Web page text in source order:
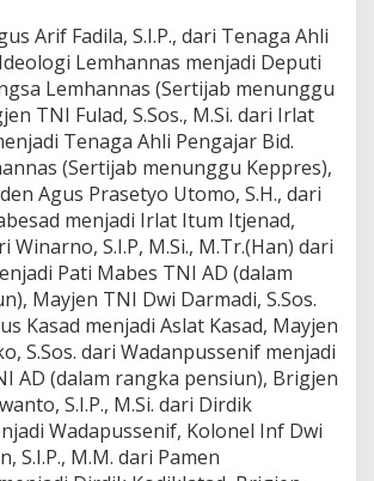
Arif Fadila, S.I.P., dari Tenaga Ahli
Lemhannas menjadi Deputi
Lemhannas (Sertijab menunggu
TNI Fulad, S.Sos., M.Si. dari Irlat
Tenaga Ahli Pengajar Bid.
(Sertijab menunggu Keppres),
Agus Prasetyo Utomo, S.H., dari
menjadi Irlat Itum Itjenad,
Winarno, S.I.P, M.Si., M.Tr.(Han) dari
Pati Mabes TNI AD (dalam
Mayjen TNI Dwi Darmadi, S.Sos.
Kasad menjadi Aslat Kasad, Mayjen
S.Sos. dari Wadanpussenif menjadi
AD (dalam rangka pensiun), Brigjen
S.I.P., M.Si. dari Dirdik
Wadapussenif, Kolonel Inf Dwi
S.I.P., M.M. dari Pamen